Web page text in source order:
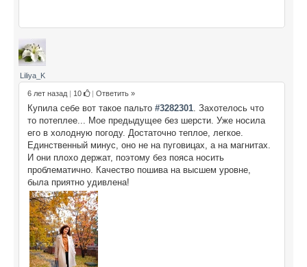
Liliya_K
6 лет назад | 10 | Ответить »
Купила себе вот такое пальто #3282301 . Захотелось что
то потеплее... Мое предыдущее без шерсти. Уже носила
его в холодную погоду. Достаточно теплое, легкое.
Единственный минус, оно не на пуговицах, а на магнитах.
И они плохо держат, поэтому без пояса носить
проблематично. Качество пошива на высшем уровне,
была приятно удивлена!